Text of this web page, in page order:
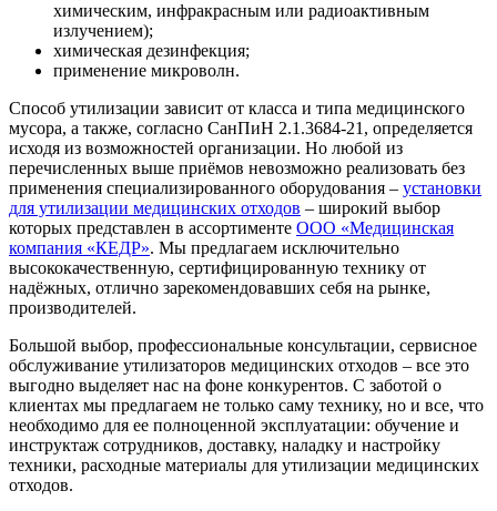
химическим, инфракрасным или радиоактивным
излучением);
химическая дезинфекция;
применение микроволн.
Способ утилизации зависит от класса и типа медицинского
мусора, а также, согласно СанПиН 2.1.3684-21, определяется
исходя из возможностей организации. Но любой из
перечисленных выше приёмов невозможно реализовать без
применения специализированного оборудования – установки
для утилизации медицинских отходов – широкий выбор
которых представлен в ассортименте ООО «Медицинская
компания «КЕДР». Мы предлагаем исключительно
высококачественную, сертифицированную технику от
надёжных, отлично зарекомендовавших себя на рынке,
производителей.
Большой выбор, профессиональные консультации, сервисное
обслуживание утилизаторов медицинских отходов – все это
выгодно выделяет нас на фоне конкурентов. С заботой о
клиентах мы предлагаем не только саму технику, но и все, что
необходимо для ее полноценной эксплуатации: обучение и
инструктаж сотрудников, доставку, наладку и настройку
техники, расходные материалы для утилизации медицинских
отходов.